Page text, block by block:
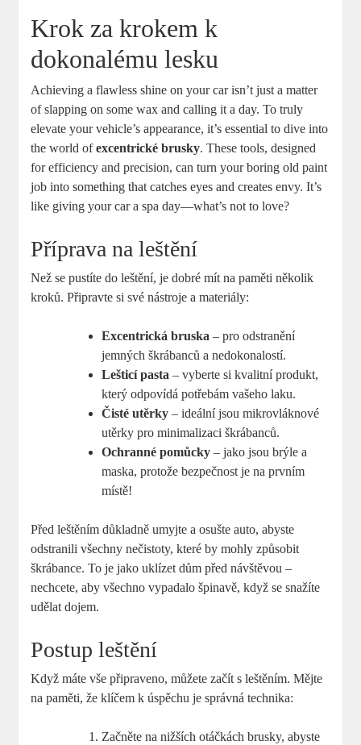
Krok za krokem k
dokonalému lesku
Achieving a flawless shine on your car isn’t just a matter
of slapping on some wax and calling it a day. To truly
elevate your vehicle’s appearance, it’s essential to dive into
the world ofexcentrické brusky. These tools, designed
for efficiency and precision, can turn your boring old paint
job into something that catches eyes and creates envy. It’s
like giving your car a spa day—what’s not to love?
Příprava na leštění
Než se pustíte do leštění, je dobré mít na paměti několik
kroků. Připravte si své nástroje a materiály:
Excentrická bruska – pro odstranění
jemných škrábanců a nedokonalostí.
Lešticí pasta – vyberte si kvalitní produkt,
který odpovídá potřebám vašeho laku.
Čisté utěrky – ideální jsou mikrovláknové
utěrky pro minimalizaci škrábanců.
Ochranné pomůcky – jako jsou brýle a
maska, protože bezpečnost je na prvním
místě!
Před leštěním důkladně umyjte a osušte auto, abyste
odstranili všechny nečistoty, které by mohly způsobit
škrábance. To je jako uklízet dům před návštěvou –
nechcete, aby všechno vypadalo špinavě, když se snažíte
udělat dojem.
Postup leštění
Když máte vše připraveno, můžete začít s leštěním. Mějte
na paměti, že klíčem k úspěchu je správná technika:
Začněte na nižších otáčkách brusky, abyste